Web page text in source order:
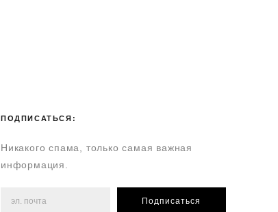
ПОДПИСАТЬСЯ:
Никакого спама, только самая важная
информация.
Подписаться